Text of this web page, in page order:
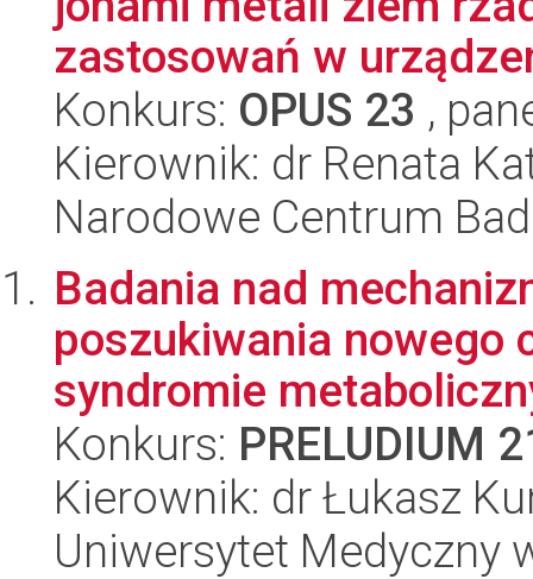
zastosowań w
Konkurs: OPUS 23 ,
Kierownik: dr Renata
Narodowe Centrum
Badania nad
poszukiwania nowego
syndromie
Konkurs: PRELUDIUM
Kierownik: dr Łukasz
Uniwersytet Medyczny